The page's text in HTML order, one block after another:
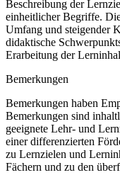
Beschreibung der
einheitlicher Begriffe.
Umfang und steigender
didaktische
Erarbeitung der
Bemerkungen
Bemerkungen haben
Bemerkungen sind
geeignete Lehr- und
einer differenzierten
zu Lernzielen und
Fächern und zu den